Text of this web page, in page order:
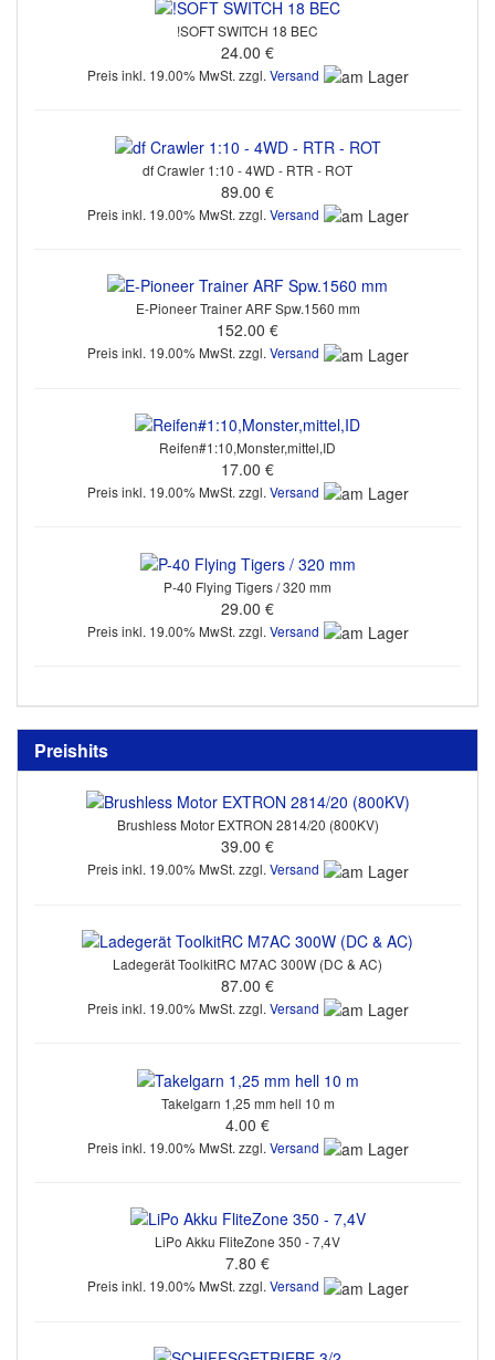
!SOFT SWITCH 18 BEC
24.00 €
Preis inkl. 19.00% MwSt. zzgl. Versand
df Crawler 1:10 - 4WD - RTR - ROT
89.00 €
Preis inkl. 19.00% MwSt. zzgl. Versand
E-Pioneer Trainer ARF Spw.1560 mm
152.00 €
Preis inkl. 19.00% MwSt. zzgl.Versand
Reifen#1:10,Monster,mittel,ID
17.00 €
Preis inkl. 19.00% MwSt. zzgl. Versand
P-40 Flying Tigers / 320 mm
29.00 €
Preis inkl. 19.00% MwSt. zzgl. Versand
Preishits
Brushless Motor EXTRON 2814/20 (800KV)
39.00 €
Preis inkl. 19.00% MwSt. zzgl.Versand
Ladegerät ToolkitRC M7AC 300W (DC & AC)
87.00 €
Preis inkl. 19.00% MwSt. zzgl. Versand
Takelgarn 1,25 mm hell 10 m
4.00 €
Preis inkl. 19.00% MwSt. zzgl. Versand
LiPo Akku FliteZone 350 - 7,4V
7.80 €
Preis inkl. 19.00% MwSt. zzgl. Versand